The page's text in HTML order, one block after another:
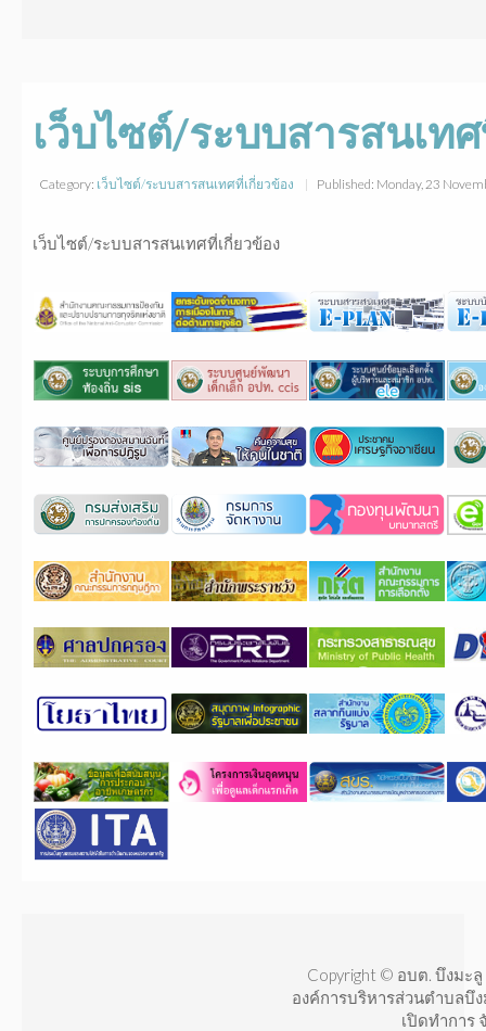
เว็บไซต์/ระบบสารสนเท
Category: เว็บไซต์/ระบบสารสนเทศที่เกี่ยวข้อง Published: Monday, 23
เว็บไซต์/ระบบสารสนเทศที่เกี่ยวข้อง
Copyright © อบต. บึงมะ
องค์การบริหารส่วนตำบลบึ